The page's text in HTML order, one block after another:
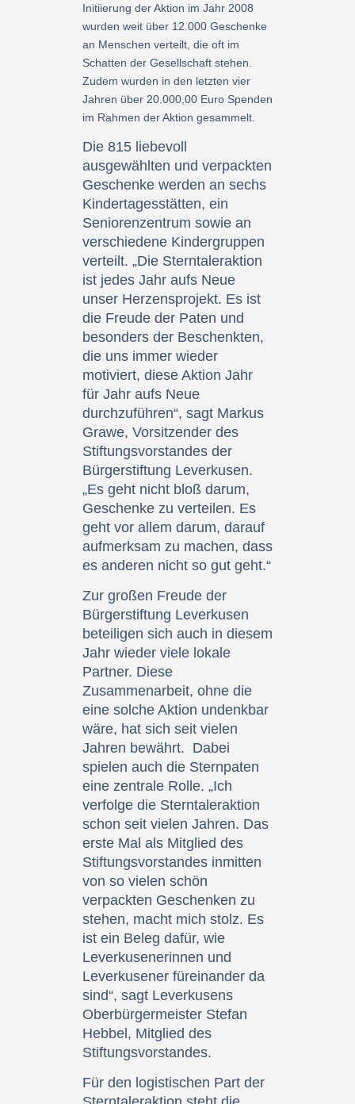
Initiierung der Aktion im Jahr 2008
wurden weit über 12.000 Geschenke
an Menschen verteilt, die oft im
Schatten der Gesellschaft stehen.
Zudem wurden in den letzten vier
Jahren über 20.000,00 Euro Spenden
im Rahmen der Aktion gesammelt.
Die 815 liebevoll
ausgewählten und verpackten
Geschenke werden an sechs
Kindertagesstätten, ein
Seniorenzentrum sowie an
verschiedene Kindergruppen
verteilt. „Die Sterntaleraktion
ist jedes Jahr aufs Neue
unser Herzensprojekt. Es ist
die Freude der Paten und
besonders der Beschenkten,
die uns immer wieder
motiviert, diese Aktion Jahr
für Jahr aufs Neue
durchzuführen“, sagt Markus
Grawe, Vorsitzender des
Stiftungsvorstandes der
Bürgerstiftung Leverkusen.
„Es geht nicht bloß darum,
Geschenke zu verteilen. Es
geht vor allem darum, darauf
aufmerksam zu machen, dass
es anderen nicht so gut geht.“
Zur großen Freude der
Bürgerstiftung Leverkusen
beteiligen sich auch in diesem
Jahr wieder viele lokale
Partner. Diese
Zusammenarbeit, ohne die
eine solche Aktion undenkbar
wäre, hat sich seit vielen
Jahren bewährt. Dabei
spielen auch die Sternpaten
eine zentrale Rolle. „Ich
verfolge die Sterntaleraktion
schon seit vielen Jahren. Das
erste Mal als Mitglied des
Stiftungsvorstandes inmitten
von so vielen schön
verpackten Geschenken zu
stehen, macht mich stolz. Es
ist ein Beleg dafür, wie
Leverkusenerinnen und
Leverkusener füreinander da
sind“, sagt Leverkusens
Oberbürgermeister Stefan
Hebbel, Mitglied des
Stiftungsvorstandes.
Für den logistischen Part der